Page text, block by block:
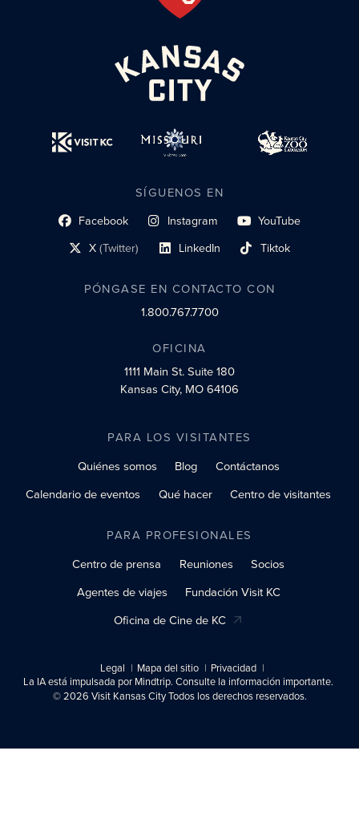
SÍGUENOS EN
Facebook
enlace al perfil social Instagram
enlace de perfil social YouTube
enlace de perfil social
X(Twitter)
enlace al perfil social LinkedIn
enlace al perfil social Tiktok
enlace al perfil social
PÓNGASE EN CONTACTO CON
1.800.767.7700
OFICINA
1111 Main St.Suite 180
Kansas City, MO 64106
PARA LOS VISITANTES
Quiénes somos
Blog
Contáctanos
Calendario de eventos
Qué hacer Centro de visitantes
PARA PROFESIONALES
Centro de prensa
Reuniones
Socios
Agentes de viajes
Fundación Visit KC
Oficina de Cine de KC
Legal Mapa del sitio
Privacidad
La IA está impulsada por Mindtrip. Consulte la información importante.
© 2026 Visit Kansas City Todos los derechos reservados.